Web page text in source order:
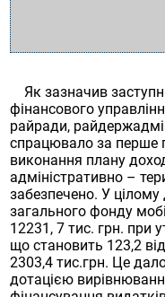
Як зазначив
фінансового
райради,
спрацювало за перше
виконання плану
адміністративно –
забезпечено. У
загального фонду
12231, 7 тис. грн. при
що становить 123,2
2303,4 тис.грн. Це
дотацією